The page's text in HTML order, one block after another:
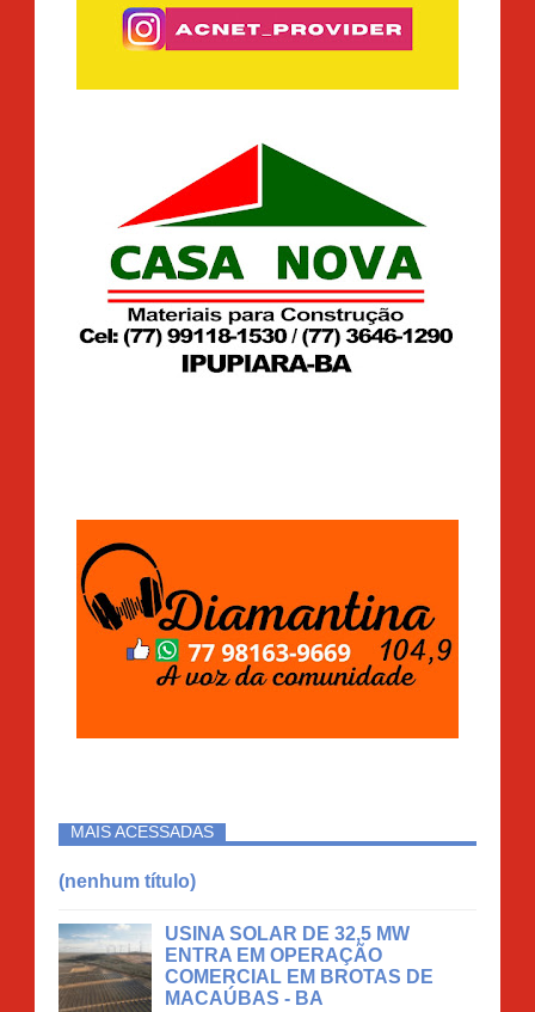
MAIS ACESSADAS
(nenhum título)
USINA SOLAR DE 32,5 MW
ENTRA EM OPERAÇÃO
COMERCIAL EM BROTAS DE
MACAÚBAS - BA